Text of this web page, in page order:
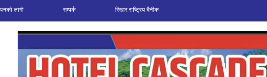
लागी सम्पर्क रिखार राष्ट्रिय दैनीक